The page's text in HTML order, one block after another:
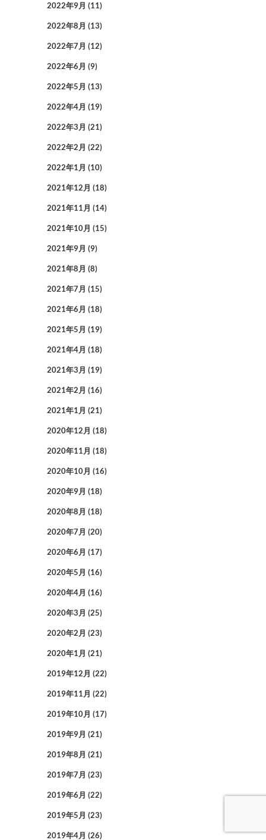
2022年9月 (11)
2022年8月 (13)
2022年7月 (12)
2022年6月 (9)
2022年5月 (13)
2022年4月 (19)
2022年3月 (21)
2022年2月 (22)
2022年1月 (10)
2021年12月 (18)
2021年11月 (14)
2021年10月 (15)
2021年9月 (9)
2021年8月 (8)
2021年7月 (15)
2021年6月 (18)
2021年5月 (19)
2021年4月 (18)
2021年3月 (19)
2021年2月 (16)
2021年1月 (21)
2020年12月 (18)
2020年11月 (18)
2020年10月 (16)
2020年9月 (18)
2020年8月 (18)
2020年7月 (20)
2020年6月 (17)
2020年5月 (16)
2020年4月 (16)
2020年3月 (25)
2020年2月 (23)
2020年1月 (21)
2019年12月 (22)
2019年11月 (22)
2019年10月 (17)
2019年9月 (21)
2019年8月 (21)
2019年7月 (23)
2019年6月 (22)
2019年5月 (23)
2019年4月 (26)